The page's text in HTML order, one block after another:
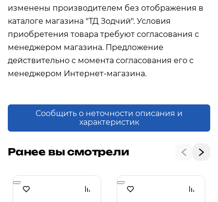
изменены производителем без отображения в
каталоге магазина "ТД Зодчий". Условия
приобретения товара требуют согласования с
менеджером магазина. Предложение
действительно с момента согласования его с
менеджером Интернет-магазина.
Сообщить о неточности описания и
характеристик
Ранее вы смотрели